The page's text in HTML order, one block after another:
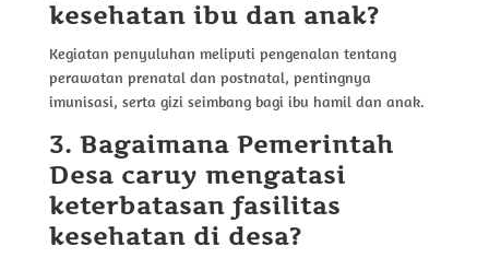
kesehatan ibu dan anak?
Kegiatan penyuluhan meliputi pengenalan tentang
perawatan prenatal dan postnatal, pentingnya
imunisasi, serta gizi seimbang bagi ibu hamil dan anak.
3. Bagaimana Pemerintah
Desa caruy mengatasi
keterbatasan fasilitas
kesehatan di desa?